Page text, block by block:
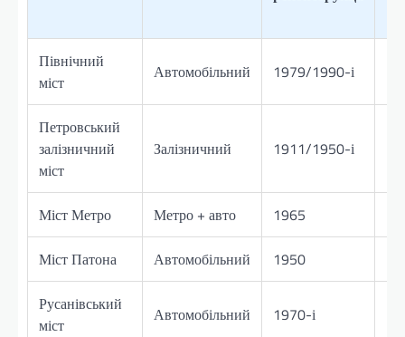
Північний
міст
Автомобільний 1979/1990-і
Петровський
залізничний
міст
Залізничний 1911/1950-і
Міст Метро Метро + авто 1965
Міст Патона Автомобільний 1950
Русанівський
міст
Автомобільний 1970-і